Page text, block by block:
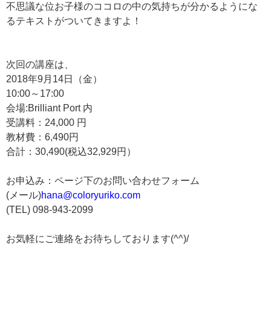
不思議な位お子様のココロの中の気持ちが分かるようにな
るテキストがついてきますよ！
次回の講座は、
2018年9月14日（金）
10:00～17:00
会場:Brilliant Port 内
受講料：24,000 円
教材費：6,490円
合計：30,490(税込32,929円）
お申込み：ページ下のお問い合わせフォーム
(メール)hana@coloryuriko.com
(TEL) 098-943-2099
お気軽にご連絡をお待ちしております(^^)/